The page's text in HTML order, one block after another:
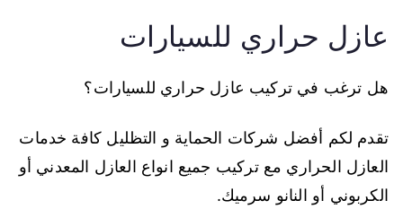
عازل حراري للسيارات
هل ترغب في تركيب عازل حراري للسيارات؟
تقدم لكم أفضل شركات الحماية و التظليل كافة خدمات
العازل الحراري مع تركيب جميع انواع العازل المعدني أو
الكربوني أو النانو سرميك.